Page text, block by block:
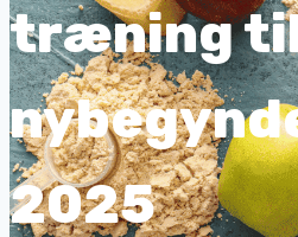
træning
2025